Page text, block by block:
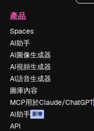
產品
Spaces
AI助手
AI圖像生成器
AI視頻生成器
AI語音生成器
圖庫內容
MCP用於Claude/ChatGPT
AI助手 新增
API